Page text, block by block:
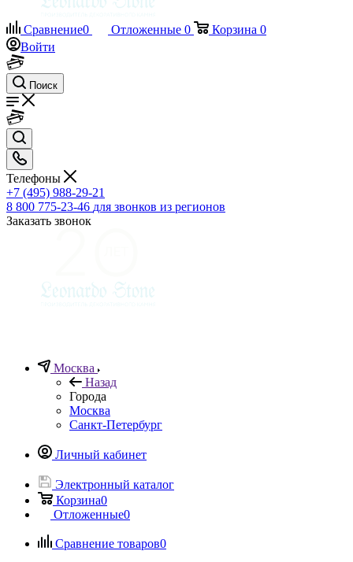
Сравнение0 Отложенные 0 Корзина 0
Войти
Поиск
Телефоны
+7 (495) 988-29-21
8 800 775-23-46 для звонков из регионов
Заказать звонок
Москва
Назад
Города
Москва
Санкт-Петербург
Личный кабинет
Электронный каталог
Корзина0
Отложенные0
Сравнение товаров0